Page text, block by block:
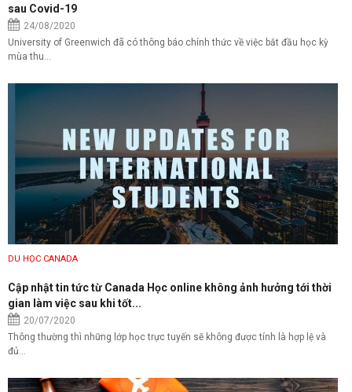
sau Covid-19
24/08/2020
University of Greenwich đã có thông báo chính thức về việc bắt đầu học kỳ
mùa thu...
DU HỌC CANADA
Cập nhật tin tức từ Canada Học online không ảnh hưởng tới thời
gian làm việc sau khi tốt...
20/07/2020
Thông thường thì những lớp học trực tuyến sẽ không được tính là hợp lệ và
đủ...